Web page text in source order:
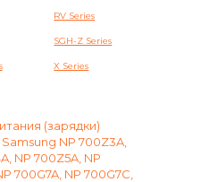
ноутбуков
RV Series
SGH-Z Series
X Series
(зарядки)
NP 700Z3A,
NP 700Z5A, NP
700G7A, NP 700G7C,